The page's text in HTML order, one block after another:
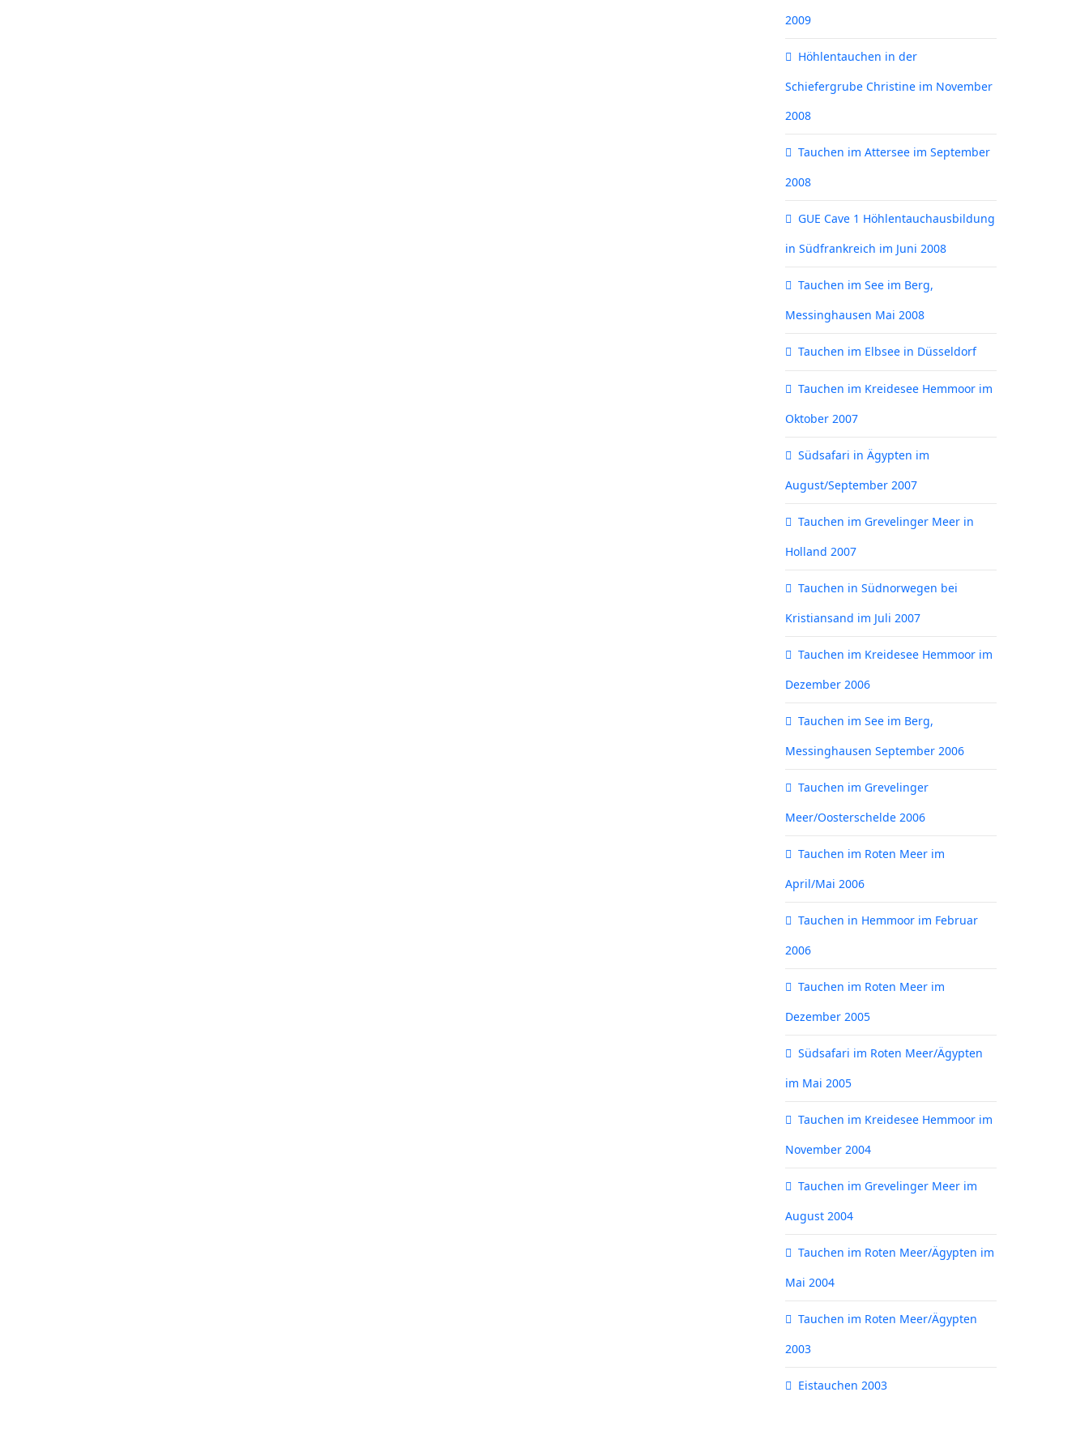
2009
Höhlentauchen in der
Schiefergrube Christine im November
2008
Tauchen im Attersee im September
2008
GUE Cave 1 Höhlentauchausbildung
in Südfrankreich im Juni 2008
Tauchen im See im Berg,
Messinghausen Mai 2008
Tauchen im Elbsee in Düsseldorf
Tauchen im Kreidesee Hemmoor im
Oktober 2007
Südsafari in Ägypten im
August/September 2007
Tauchen im Grevelinger Meer in
Holland 2007
Tauchen in Südnorwegen bei
Kristiansand im Juli 2007
Tauchen im Kreidesee Hemmoor im
Dezember 2006
Tauchen im See im Berg,
Messinghausen September 2006
Tauchen im Grevelinger
Meer/Oosterschelde 2006
Tauchen im Roten Meer im
April/Mai 2006
Tauchen in Hemmoor im Februar
2006
Tauchen im Roten Meer im
Dezember 2005
Südsafari im Roten Meer/Ägypten
im Mai 2005
Tauchen im Kreidesee Hemmoor im
November 2004
Tauchen im Grevelinger Meer im
August 2004
Tauchen im Roten Meer/Ägypten im
Mai 2004
Tauchen im Roten Meer/Ägypten
2003
Eistauchen 2003